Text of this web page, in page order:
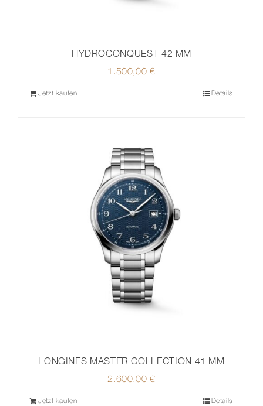
HYDROCONQUEST 42 MM
1.500,00€
Jetzt kaufen Details
LONGINES MASTER COLLECTION 41 MM
2.600,00€
Jetzt kaufen Details